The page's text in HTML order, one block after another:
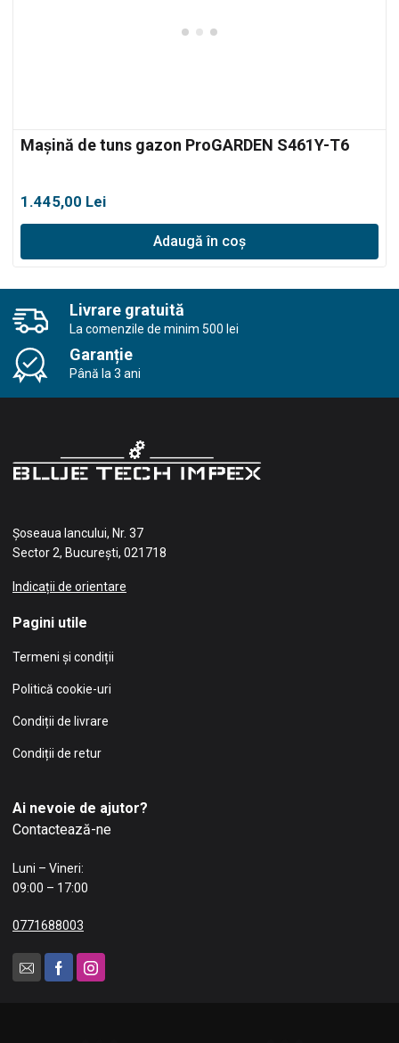
Mașină de tuns gazon ProGARDEN S461Y-T6
1.445,00 Lei
Adaugă în coș
Livrare gratuită
La comenzile de minim 500 lei
Garanție
Până la 3 ani
Șoseaua Iancului, Nr. 37
Sector 2, București, 021718
Indicații de orientare
Pagini utile
Termeni și condiții
Politică cookie-uri
Condiții de livrare
Condiții de retur
Ai nevoie de ajutor?
Contactează-ne
Luni – Vineri:
09:00 – 17:00
0771688003